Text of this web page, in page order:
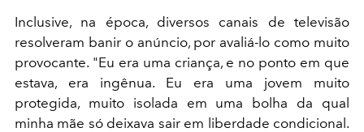
Inclusive, na época, diversos canais de televisão
resolveram banir o anúncio, por avaliá-lo como muito
provocante. "Eu era uma criança, e no ponto em que
estava, era ingênua. Eu era uma jovem muito
protegida, muito isolada em uma bolha da qual
minha mãe só deixava sair em liberdade condicional.